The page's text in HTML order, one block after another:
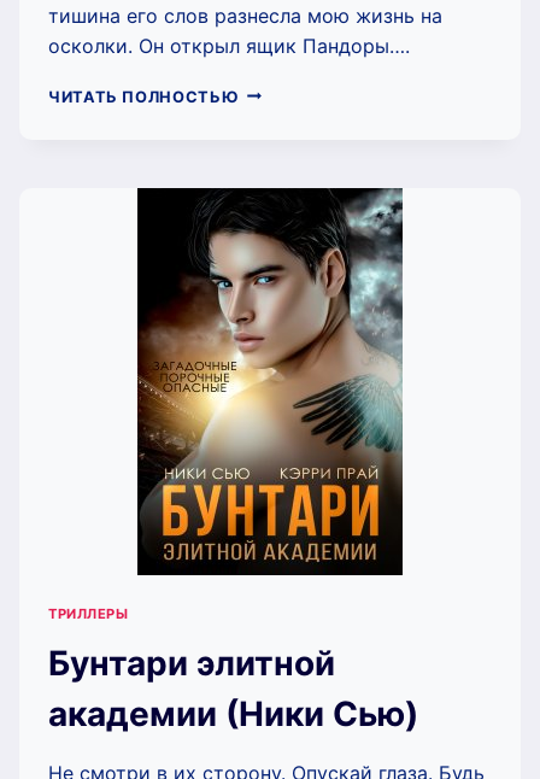
тишина его слов разнесла мою жизнь на
осколки. Он открыл ящик Пандоры….
ЧИТАТЬ ПОЛНОСТЬЮ В
(НИКИ
СЬЮ)
ТРИЛЛЕРЫ
Бунтари элитной
академии (Ники Сью)
Не смотри в их сторону. Опускай глаза. Будь